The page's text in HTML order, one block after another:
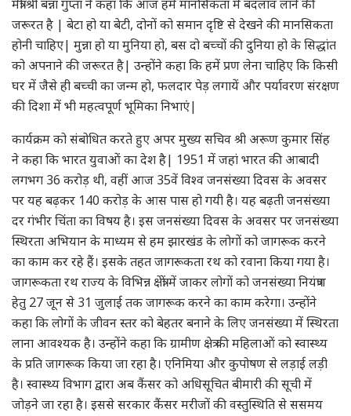
मंत्री श्री बन्ना गुप्ता ने कहा कि आज हमें मानसिकता में बदलाव लाने की
जरूरत है | बेटा हो या बेटी, दोनों को समान दृष्टि से देखने की मानसिकता
होनी चाहिए| मुन्ना हो या मुनिया हो, बस दो बच्चों की दुनिया हो के सिद्धांत
को अपनाने की जरूरत है| उन्होंने कहा कि हमें प्रण लेना चाहिए कि किसी
घर में जैसे ही बच्ची का जन्म हो, फलदार पेड़ लगायें और पर्यावरण संरक्षण
की दिशा में भी महत्वपूर्ण भूमिका निभाएं|
कार्यक्रम को संबोधित करते हुए अपर मुख्य सचिव श्री अरूण कुमार सिंह
ने कहा कि भारत युवाओं का देश है| 1951 में जहां भारत की आबादी
लगभग 36 करोड़ थी, वहीं आज 35वें विश्व जनसंख्या दिवस के अवसर
पर यह बढ़कर 140 करोड़ के आस पास हो गयी है। यह बढ़ती जनसंख्या
दर गंभीर चिंता का विषय है। इस जनसंख्या दिवस के अवसर पर जनसंख्या
स्थिरता अभियान के माध्यम से हम झारखंड के लोगों को जागरूक करने
का काम कर रहे हैं। इसके तहत जागरूकता रथ को रवाना किया गया है।
जागरूकता रथ राज्य के विभिन्न क्षेत्रों में जाकर लोगों को जनसंख्या नियंत्रण
हेतु 27 जून से 31 जुलाई तक जागरूक करने का काम करेगा। उन्होंने
कहा कि लोगों के जीवन स्तर को बेहतर बनाने के लिए जनसंख्या में स्थिरता
लाना आवश्यक है। उन्होंने कहा कि ग्रामीण क्षेत्र की महिलाओं को स्वास्थ्य
के प्रति जागरूक किया जा रहा है। एनिमिया और कुपोषण से लड़ाई लड़ी
है। स्वास्थ्य विभाग द्वारा अब कैंसर को अधिसूचित बीमारी की सूची में
जोड़ने जा रहा है। इससे सरकार कैंसर मरीजों की वस्तुस्थिति से ससमय